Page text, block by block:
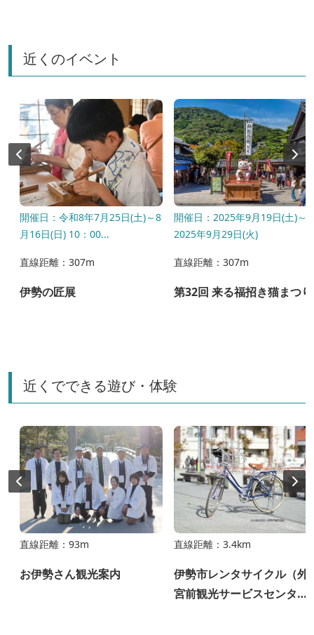
近くのイベント
開催日：令和8年7月25日(土)～8
月16日(日) 10：00...
直線距離：307m
伊勢の匠展
開催日：2025年9月19日(土)～
2025年9月29日(火)
直線距離：307m
第32回 来る福招き猫まつり
近くでできる遊び・体験
直線距離：93m
お伊勢さん観光案内
直線距離：3.4km
伊勢市レンタサイクル（外
宮前観光サービスセンタ